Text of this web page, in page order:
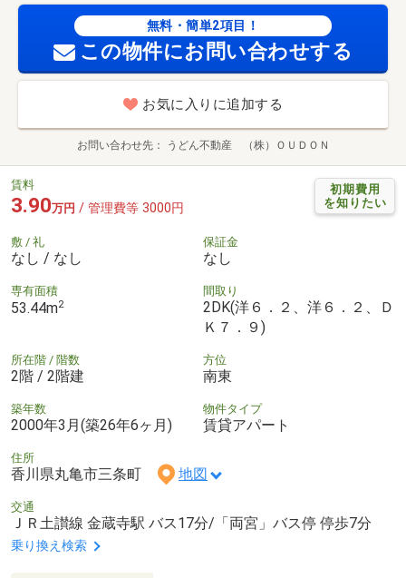
無料・簡単2項目！
この物件にお問い合わせする
お気に入りに追加する
お問い合わせ先 うどん不動産 （株）ＯＵＤＯＮ
初期費用
を知りたい
賃料
3.90万円 / 管理費等 3000円
敷 / 礼
なし / なし
保証金
なし
専有面積
53.44m2
間取り
2DK(洋６．２、洋６．２、Ｄ
Ｋ７．９)
所在階 / 階数
2階 / 2階建
方位
南東
築年数
2000年3月(築26年6ヶ月)
物件タイプ
賃貸アパート
住所
香川県丸亀市三条町 地図
交通
ＪＲ土讃線 金蔵寺駅 バス17分/「両宮」バス停 停歩7分
乗り換え検索